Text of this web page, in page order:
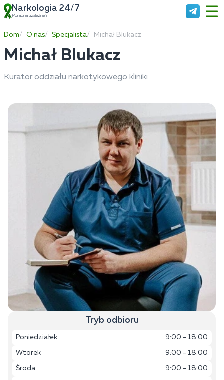
Narkologia 24/7
Poradnia uzależnień
Dom O nas Specjalista Michał Blukacz
Michał Blukacz
Kurator oddziału narkotykowego kliniki
Tryb odbioru
Poniedziałek 9:00 - 18:00
Wtorek 9:00 - 18:00
Środa 9:00 - 18:00